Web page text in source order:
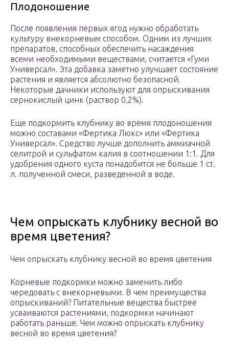
Плодоношение
После появления первых ягод нужно обработать
культуру внекорневым способом. Одним из лучших
препаратов, способных обеспечить насаждения
всеми необходимыми веществами, считается «Гуми
Универсал». Эта добавка заметно улучшает состояние
растения и является абсолютно безопасной.
Некоторые дачники используют для опрыскивания
сернокислый цинк (раствор 0,2%).
Еще подкормить клубнику во время плодоношения
можно составами «Фертика Люкс» или «Фертика
Универсал». Средство лучше дополнить аммиачной
селитрой и сульфатом калия в соотношении 1:1. Для
удобрения одного куста понадобится не больше 1 ст.
л. полученной смеси, разведенной в воде.
Чем опрыскать клубнику весной во
время цветения?
Чем опрыскать клубнику весной во время цветения
Корневые подкормки можно заменить либо
чередовать с внекорневыми. В чем преимущества
опрыскиваний? Питательные вещества быстрее
усваиваются растениями, подкормки начинают
работать раньше. Чем можно опрыскать клубнику
весной во время цветения?